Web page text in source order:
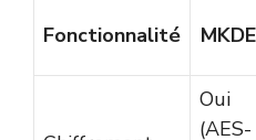
Fonctionnalité MKDE
Oui
(AES-